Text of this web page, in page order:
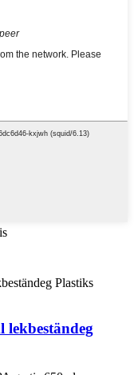
lekbeständeg